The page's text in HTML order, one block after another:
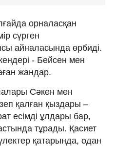
орналасқан
сүрген
айналасында өрбиді.
- Бейсен мен
жандар.
Сәкен мен
қалған қыздары –
есімді ұлдары бар,
тұрады. Қасиет
қатарында, одан